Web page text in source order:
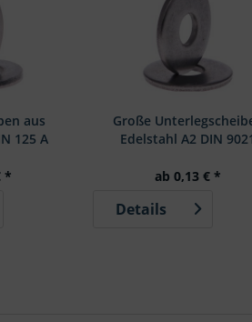
aus
125 A
*
Große
Edelstahl A2 DIN 9021
ab 0,13 € *
Details